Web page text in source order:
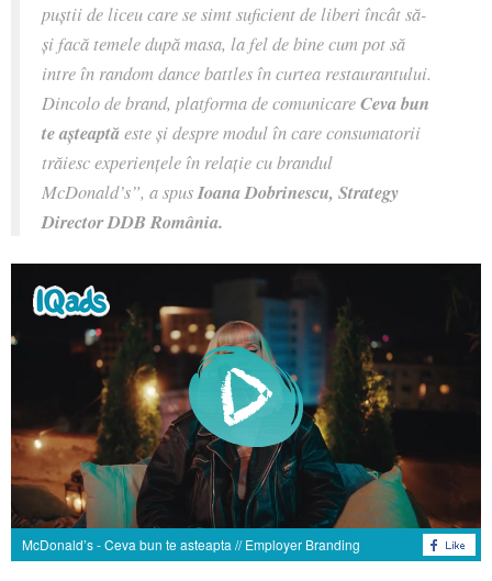
puștii de liceu care se simt suficient de liberi încât să-
și facă temele după masa, la fel de bine cum pot să
intre în random dance battles în curtea restaurantului.
Dincolo de brand, platforma de comunicareCeva bun
te așteaptăeste și despre modul în care consumatorii
trăiesc experiențele în relație cu brandul
McDonald’s”, a spusIoana Dobrinescu, Strategy
Director DDB România.
McDonald’s - Ceva bun te asteapta // Employer Branding